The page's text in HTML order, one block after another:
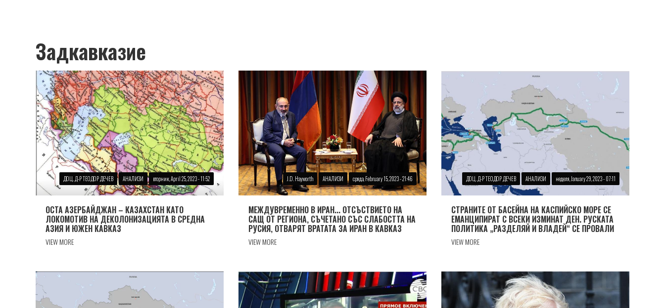
Задкавказие
ДОЦ. Д-Р ТЕОДОР ДЕЧЕВ АНАЛИЗИ вторник, April 25, 2023 - 11:52
ОСТА АЗЕРБАЙДЖАН – КАЗАХСТАН КАТО
ЛОКОМОТИВ НА ДЕКОЛОНИЗАЦИЯТА В СРЕДНА
АЗИЯ И ЮЖЕН КАВКАЗ
VIEW MORE
J.D. Hayworth АНАЛИЗИ сряда, February 15, 2023 - 21:46
МЕЖДУВРЕМЕННО В ИРАН... ОТСЪСТВИЕТО НА
САЩ ОТ РЕГИОНА, СЪЧЕТАНО СЪС СЛАБОСТТА НА
РУСИЯ, ОТВАРЯТ ВРАТАТА ЗА ИРАН В КАВКАЗ
VIEW MORE
ДОЦ. Д-Р ТЕОДОР ДЕЧЕВ АНАЛИЗИ неделя, January 29, 2023 - 07:11
СТРАНИТЕ ОТ БАСЕЙНА НА КАСПИЙСКО МОРЕ СЕ
ЕМАНЦИПИРАТ С ВСЕКИ ИЗМИНАТ ДЕН. РУСКАТА
ПОЛИТИКА „РАЗДЕЛЯЙ И ВЛАДЕЙ“ СЕ ПРОВАЛИ
VIEW MORE